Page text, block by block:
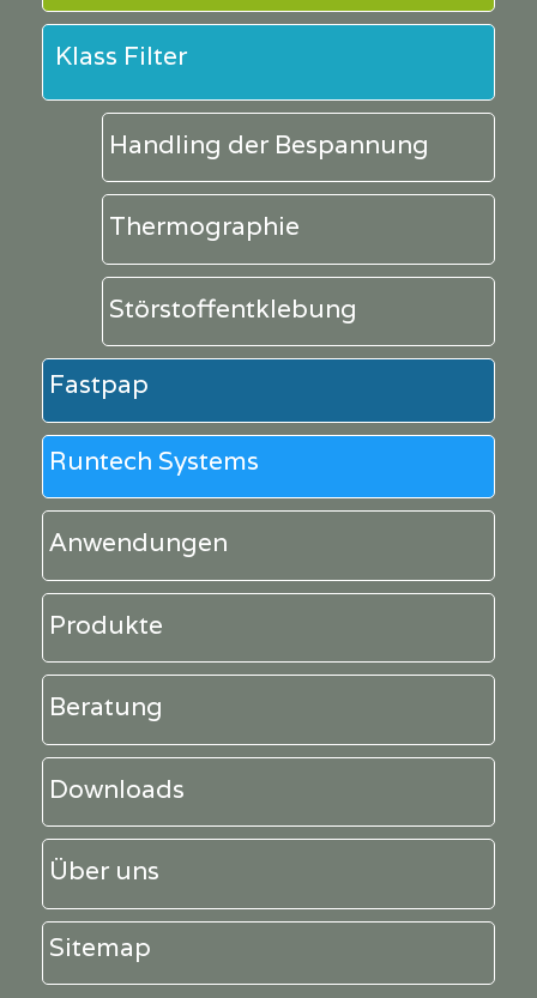
Klass Filter
Handling der Bespannung
Thermographie
Störstoffentklebung
Fastpap
Runtech Systems
Anwendungen
Produkte
Beratung
Downloads
Über uns
Sitemap